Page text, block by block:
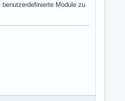
Module zu